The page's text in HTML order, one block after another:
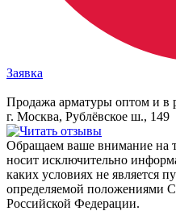
Заявка
Продажа арматуры оптом и в
г. Москва, Рублёвское ш., 149
Обращаем ваше внимание на
носит исключительно
каких условиях не является
определяемой положениями
Российской Федерации.